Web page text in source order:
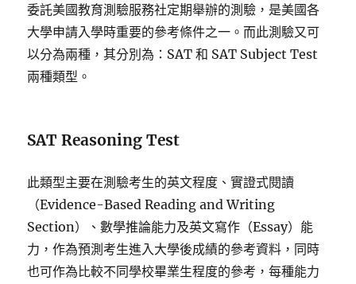
委託美國教育測驗服務社定期舉辦的測驗，是美國各
大學申請入學時重要的參考條件之一。而此測驗又可
以分為兩種，其分別為：SAT 和 SAT Subject Test
兩種類型。
SAT Reasoning Test
此類型主要在測驗考生的英文程度、實證式閱讀
（Evidence-Based Reading and Writing
Section）、數學推論能力及英文寫作（Essay）能
力，作為預測考生進入大學後成績的參考資料，同時
也可作為比較不同學校畢業生程度的參考，每種能力